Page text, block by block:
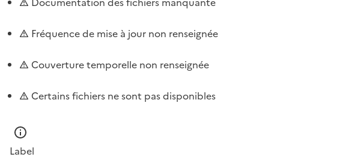
Fréquence de mise à jour non renseignée
Couverture temporelle non renseignée
Certains fichiers ne sont pas disponibles
Label